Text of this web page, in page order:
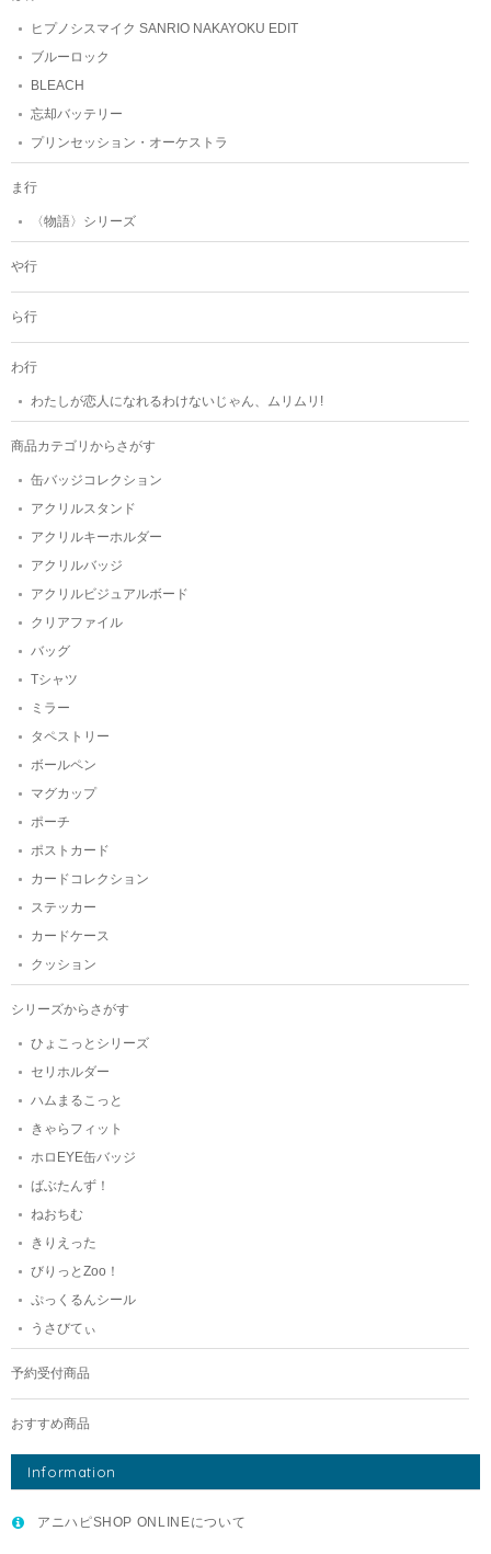
ヒプノシスマイク SANRIO NAKAYOKU EDIT
ブルーロック
BLEACH
忘却バッテリー
プリンセッション・オーケストラ
ま行
〈物語〉シリーズ
や行
ら行
わ行
わたしが恋人になれるわけないじゃん、ムリムリ!
商品カテゴリからさがす
缶バッジコレクション
アクリルスタンド
アクリルキーホルダー
アクリルバッジ
アクリルビジュアルボード
クリアファイル
バッグ
Tシャツ
ミラー
タペストリー
ボールペン
マグカップ
ポーチ
ポストカード
カードコレクション
ステッカー
カードケース
クッション
シリーズからさがす
ひょこっとシリーズ
セリホルダー
ハムまるこっと
きゃらフィット
ホロEYE缶バッジ
ばぶたんず！
ねおちむ
きりえった
びりっとZoo！
ぷっくるんシール
うさびてぃ
予約受付商品
おすすめ商品
Information
アニハピSHOP ONLINEについて